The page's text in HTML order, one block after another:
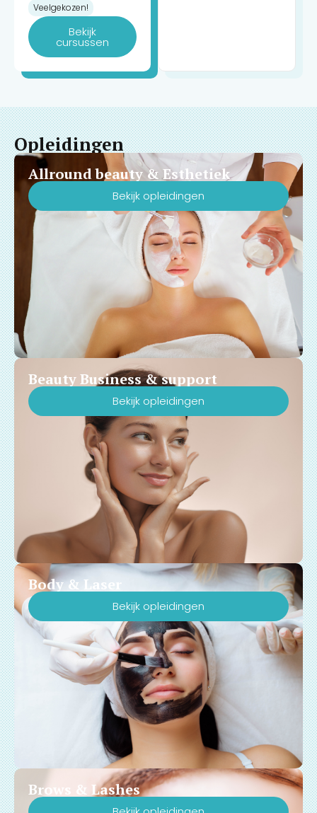
Veelgekozen!
Bekijk
cursussen
Opleidingen
Allround beauty & Esthetiek
Bekijk opleidingen
Beauty Business & support
Bekijk opleidingen
Body & Laser
Bekijk opleidingen
Brows & Lashes